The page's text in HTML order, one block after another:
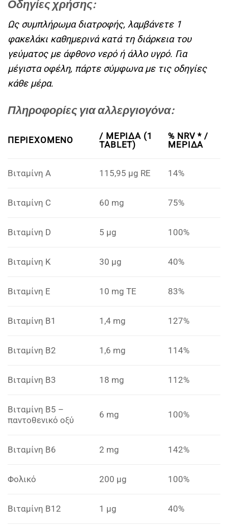
Οδηγίες χρήσης:
Ως συμπλήρωμα διατροφής, λαμβάνετε 1
φακελάκι καθημερινά κατά τη διάρκεια του
γεύματος με άφθονο νερό ή άλλο υγρό. Για
μέγιστα οφέλη, πάρτε σύμφωνα με τις οδηγίες
κάθε μέρα.
Πληροφορίες για αλλεργιογόνα:
ΠΕΡΙΕΧΟΜΕΝΟ
/ ΜΕΡΊΔΑ (1
TABLET)
% NRV * /
ΜΕΡΊΔΑ
Βιταμίνη Α 115,95 μg RE 14%
Βιταμίνη C 60 mg 75%
Βιταμίνη D 5 μg 100%
Βιταμίνη Κ 30 μg 40%
Βιταμίνη Ε 10 mg ΤΕ 83%
Βιταμίνη Β1 1,4 mg 127%
Βιταμίνη Β2 1,6 mg 114%
Βιταμίνη Β3 18 mg 112%
Βιταμίνη Β5 –
παντοθενικό οξύ
6 mg 100%
Βιταμίνη Β6 2 mg 142%
Φολικό 200 μg 100%
Βιταμίνη Β12 1 μg 40%